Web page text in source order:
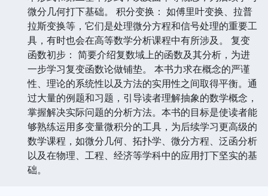
微分几何打下基础。 积分变换： 如傅里叶变换、拉普
拉斯变换等，它们是处理微分方程和信号处理的重要工
具，有时也会在高等数学分析课程中有所涉及。 复变
函数初步： 简要介绍复数域上的函数及其分析，为进
一步学习复变函数论做铺垫。 本书力求在概念的严谨
性、理论的系统性以及方法的实用性之间取得平衡。通
过大量的例题和习题，引导读者理解抽象的数学概念，
掌握解决实际问题的分析方法。本书的目标是使读者能
够熟练运用多变量微积分的工具，为后续学习更高级的
数学课程，如微分几何、拓扑学、微分方程、泛函分析
以及在物理、工程、经济等学科中的应用打下坚实的基
础。